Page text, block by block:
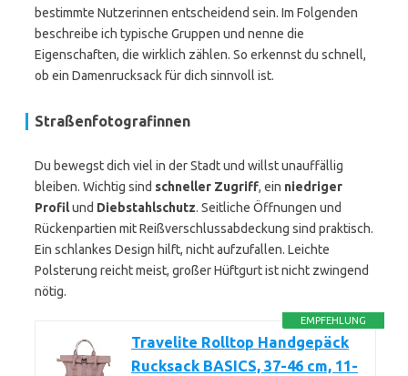
bestimmte Nutzerinnen entscheidend sein. Im Folgenden
beschreibe ich typische Gruppen und nenne die
Eigenschaften, die wirklich zählen. So erkennst du schnell,
ob ein Damenrucksack für dich sinnvoll ist.
Straßenfotografinnen
Du bewegst dich viel in der Stadt und willst unauffällig
bleiben. Wichtig sind schneller Zugriff, ein niedriger
Profilund Diebstahlschutz. Seitliche Öffnungen und
Rückenpartien mit Reißverschlussabdeckung sind praktisch.
Ein schlankes Design hilft, nicht aufzufallen. Leichte
Polsterung reicht meist, großer Hüftgurt ist nicht zwingend
nötig.
EMPFEHLUNG
Travelite Rolltop Handgepäck
Rucksack BASICS, 37-46 cm, 11-